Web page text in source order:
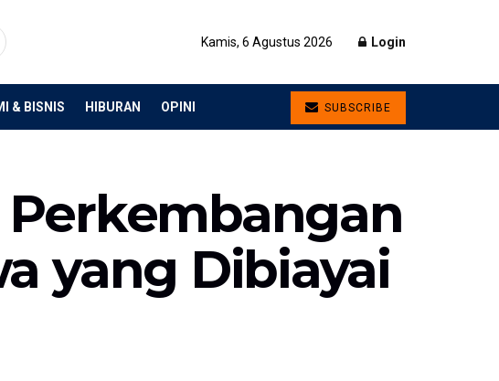
Kamis, 6 Agustus 2026 Login
& BISNIS HIBURAN OPINI SUBSCRIBE
Perkembangan
yang Dibiayai